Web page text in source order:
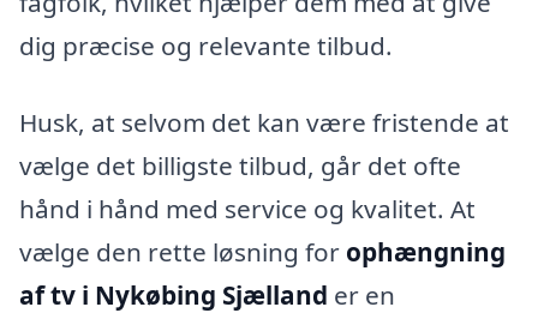
dig præcise og relevante tilbud.
Husk, at selvom det kan være fristende at
vælge det billigste tilbud, går det ofte
hånd i hånd med service og kvalitet. At
vælge den rette løsning for ophængning
af tv i Nykøbing Sjælland er en